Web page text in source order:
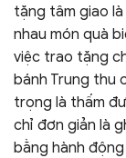
tặng tâm giao
nhau món quà
việc trao tặng
bánh Trung thu
trọng là thấm
chỉ đơn giản là
bằng hành